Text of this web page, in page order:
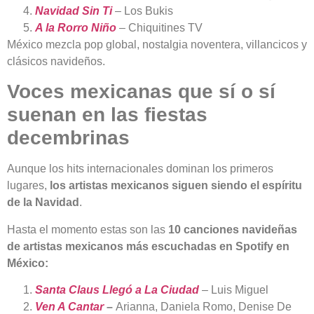
Navidad Sin Ti – Los Bukis
A la Rorro Niño – Chiquitines TV
México mezcla pop global, nostalgia noventera, villancicos y
clásicos navideños.
Voces mexicanas que sí o sí
suenan en las fiestas
decembrinas
Aunque los hits internacionales dominan los primeros
lugares, los artistas mexicanos siguen siendo el espíritu
de la Navidad .
Hasta el momento estas son las 10 canciones navideñas
de artistas mexicanos más escuchadas en Spotify en
México:
Santa Claus Llegó a La Ciudad – Luis Miguel
Ven A Cantar– Arianna, Daniela Romo, Denise De